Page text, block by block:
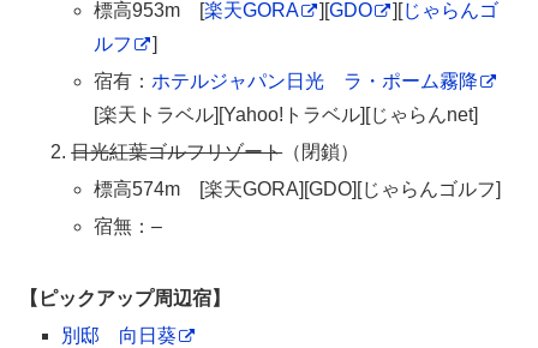
標高953m [楽天GORA ][GDO ][じゃらんゴ
ルフ
]
宿有： ホテルジャパン日光 ラ・ポーム霧降
[楽天トラベル][Yahoo!トラベル][じゃらんnet]
日光紅葉ゴルフリゾート
標高574m [楽天GORA][GDO][じゃらんゴルフ]
宿無：–
【ピックアップ周辺宿】
別邸 向日葵